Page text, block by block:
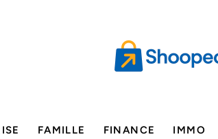
FAMILLE FINANCE IMMO